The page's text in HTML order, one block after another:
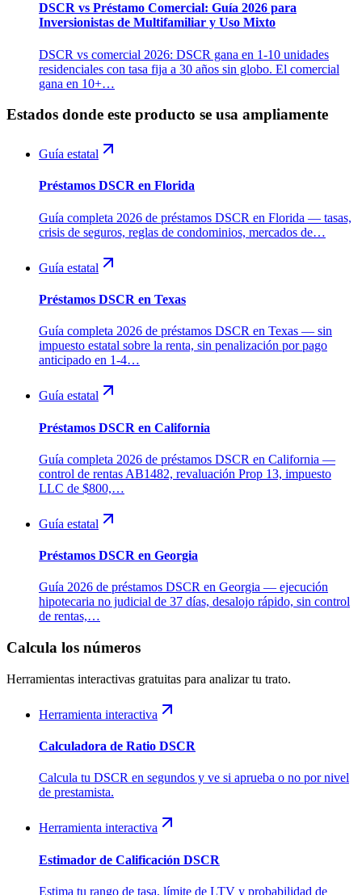
DSCR vs Préstamo Comercial: Guía 2026 para
Inversionistas de Multifamiliar y Uso Mixto
DSCR vs comercial 2026: DSCR gana en 1-10 unidades
residenciales con tasa fija a 30 años sin globo. El comercial
gana en 10+…
Estados donde este producto se usa ampliamente
Guía estatal
Préstamos DSCR en Florida
Guía completa 2026 de préstamos DSCR en Florida — tasas,
crisis de seguros, reglas de condominios, mercados de…
Guía estatal
Préstamos DSCR en Texas
Guía completa 2026 de préstamos DSCR en Texas — sin
impuesto estatal sobre la renta, sin penalización por pago
anticipado en 1-4…
Guía estatal
Préstamos DSCR en California
Guía completa 2026 de préstamos DSCR en California —
control de rentas AB1482, revaluación Prop 13, impuesto
LLC de $800,…
Guía estatal
Préstamos DSCR en Georgia
Guía 2026 de préstamos DSCR en Georgia — ejecución
hipotecaria no judicial de 37 días, desalojo rápido, sin control
de rentas,…
Calcula los números
Herramientas interactivas gratuitas para analizar tu trato.
Herramienta interactiva
Calculadora de Ratio DSCR
Calcula tu DSCR en segundos y ve si aprueba o no por nivel
de prestamista.
Herramienta interactiva
Estimador de Calificación DSCR
Estima tu rango de tasa, límite de LTV y probabilidad de